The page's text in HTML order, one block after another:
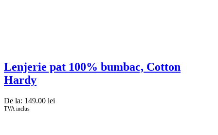
Lenjerie pat 100% bumbac, Cotton
Hardy
De la: 149.00 lei
TVA inclus